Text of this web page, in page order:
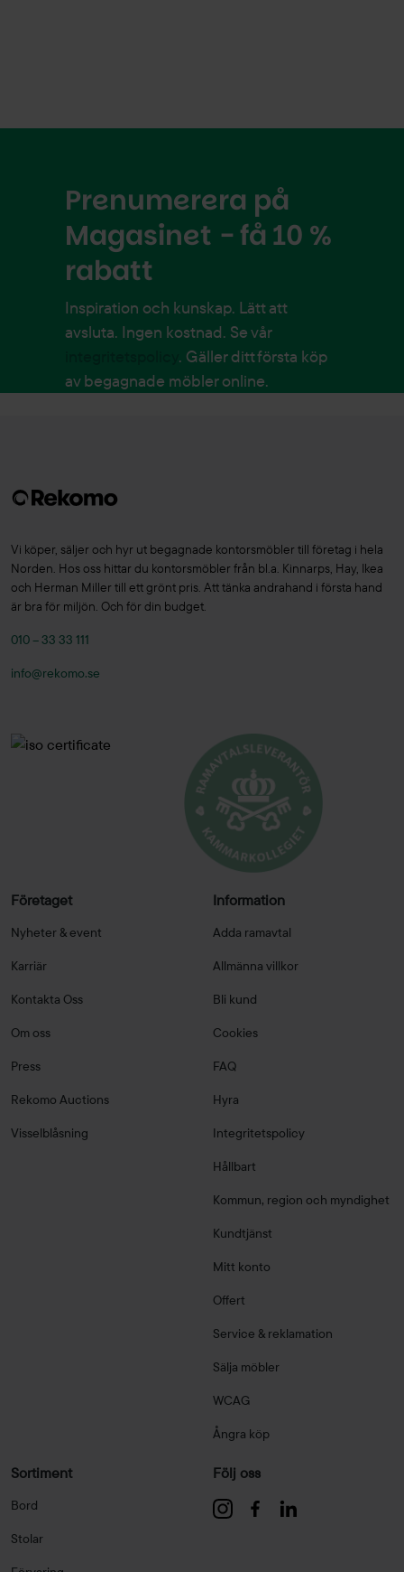
Prenumerera på
Magasinet - få 10 %
rabatt
Inspiration och kunskap. Lätt att
avsluta. Ingen kostnad. Se vår
. Gäller ditt första köp
av begagnade möbler online.
Vi köper, säljer och hyr ut begagnade kontorsmöbler till företag i hela
Norden. Hos oss hittar du kontorsmöbler från bl.a. Kinnarps, Hay, Ikea
och Herman Miller till ett grönt pris. Att tänka andrahand i första hand
är bra för miljön. Och för din budget.
010 – 33 33 111
info@rekomo.se
Företaget
Nyheter & event
Karriär
Kontakta Oss
Om oss
Press
Rekomo Auctions
Visselblåsning
Information
Adda ramavtal
Allmänna villkor
Bli kund
Cookies
FAQ
Hyra
Integritetspolicy
Hållbart
Kommun, region och myndighet
Kundtjänst
Mitt konto
Offert
Service & reklamation
Sälja möbler
WCAG
Ångra köp
Sortiment
Bord
Stolar
Följ oss